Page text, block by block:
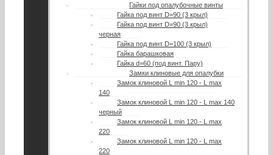
Гайки под опалубочные винты
Гайка под винт D=90 (3 крыл)
Гайка под винт D=90 (3 крыл)
черная
Гайка под винт D=100 (3 крыл)
Гайка барашковая
Гайка d=60 (под винт. Пару)
Замки клиновые для опалубки
Замок клиновой L min 120 - L max
140
Замок клиновой L min 120 - L max 140
черный
Замок клиновой L min 120 - L max
220
Замок клиновой L min 120 - L max
220